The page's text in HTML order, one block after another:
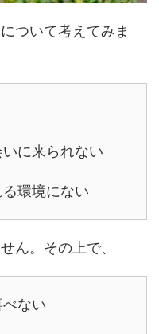
ついて考えてみま
に来られない
環境にない
ん。その上で、
べない